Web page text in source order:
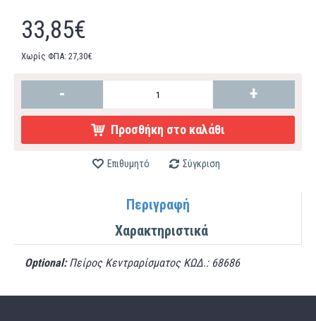
33,85€
Χωρίς ΦΠΑ: 27,30€
- +
Προσθήκη στο καλάθι
Επιθυμητό Σύγκριση
Περιγραφή
Χαρακτηριστικά
Optional:Πείρος Κεντραρίσματος ΚΩΔ.: 68686